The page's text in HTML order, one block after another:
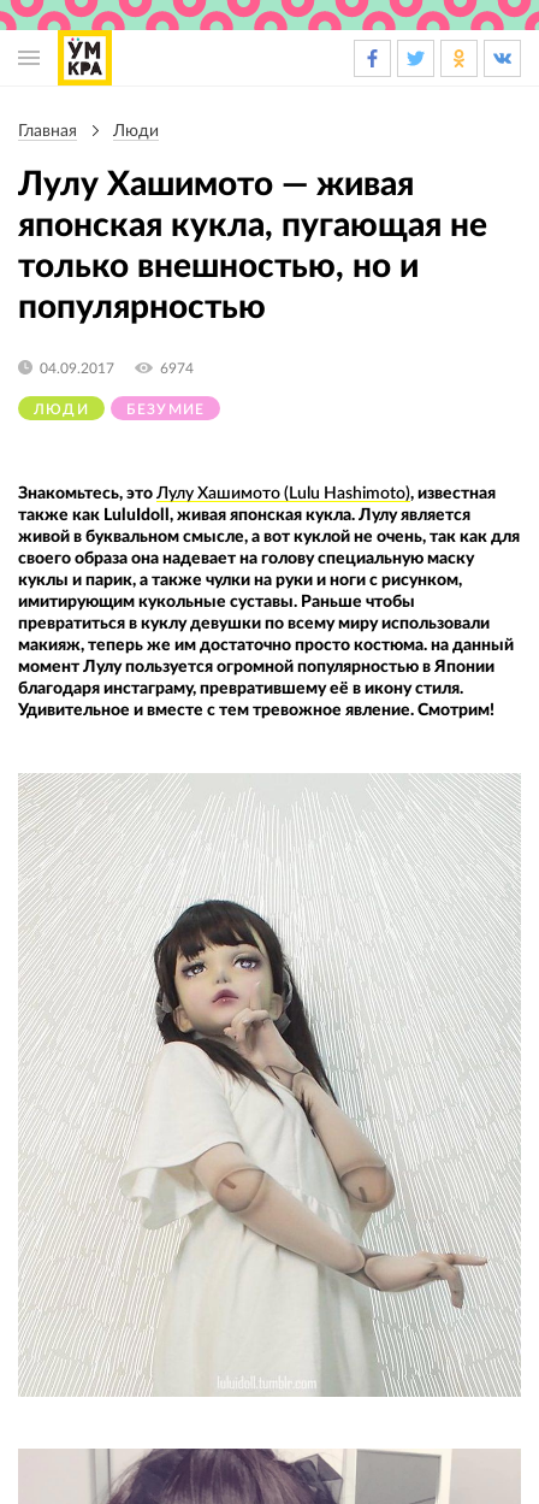
навигации
Главная Люди
Лулу Хашимото — живая
японская кукла, пугающая не
только внешностью, но и
популярностью
ЛЮДИ БЕЗУМИЕ
04.09.2017 6974
Знакомьтесь, это Лулу Хашимото (Lulu Hashimoto), известная
также как LuluIdoll, живая японская кукла. Лулу является
живой в буквальном смысле, а вот куклой не очень, так как для
своего образа она надевает на голову специальную маску
куклы и парик, а также чулки на руки и ноги с рисунком,
имитирующим кукольные суставы. Раньше чтобы
превратиться в куклу девушки по всему миру использовали
макияж, теперь же им достаточно просто костюма. на данный
момент Лулу пользуется огромной популярностью в Японии
благодаря инстаграму, превратившему её в икону стиля.
Удивительное и вместе с тем тревожное явление. Смотрим!